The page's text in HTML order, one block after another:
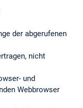
der abgerufenen
nicht
und
Webbrowser